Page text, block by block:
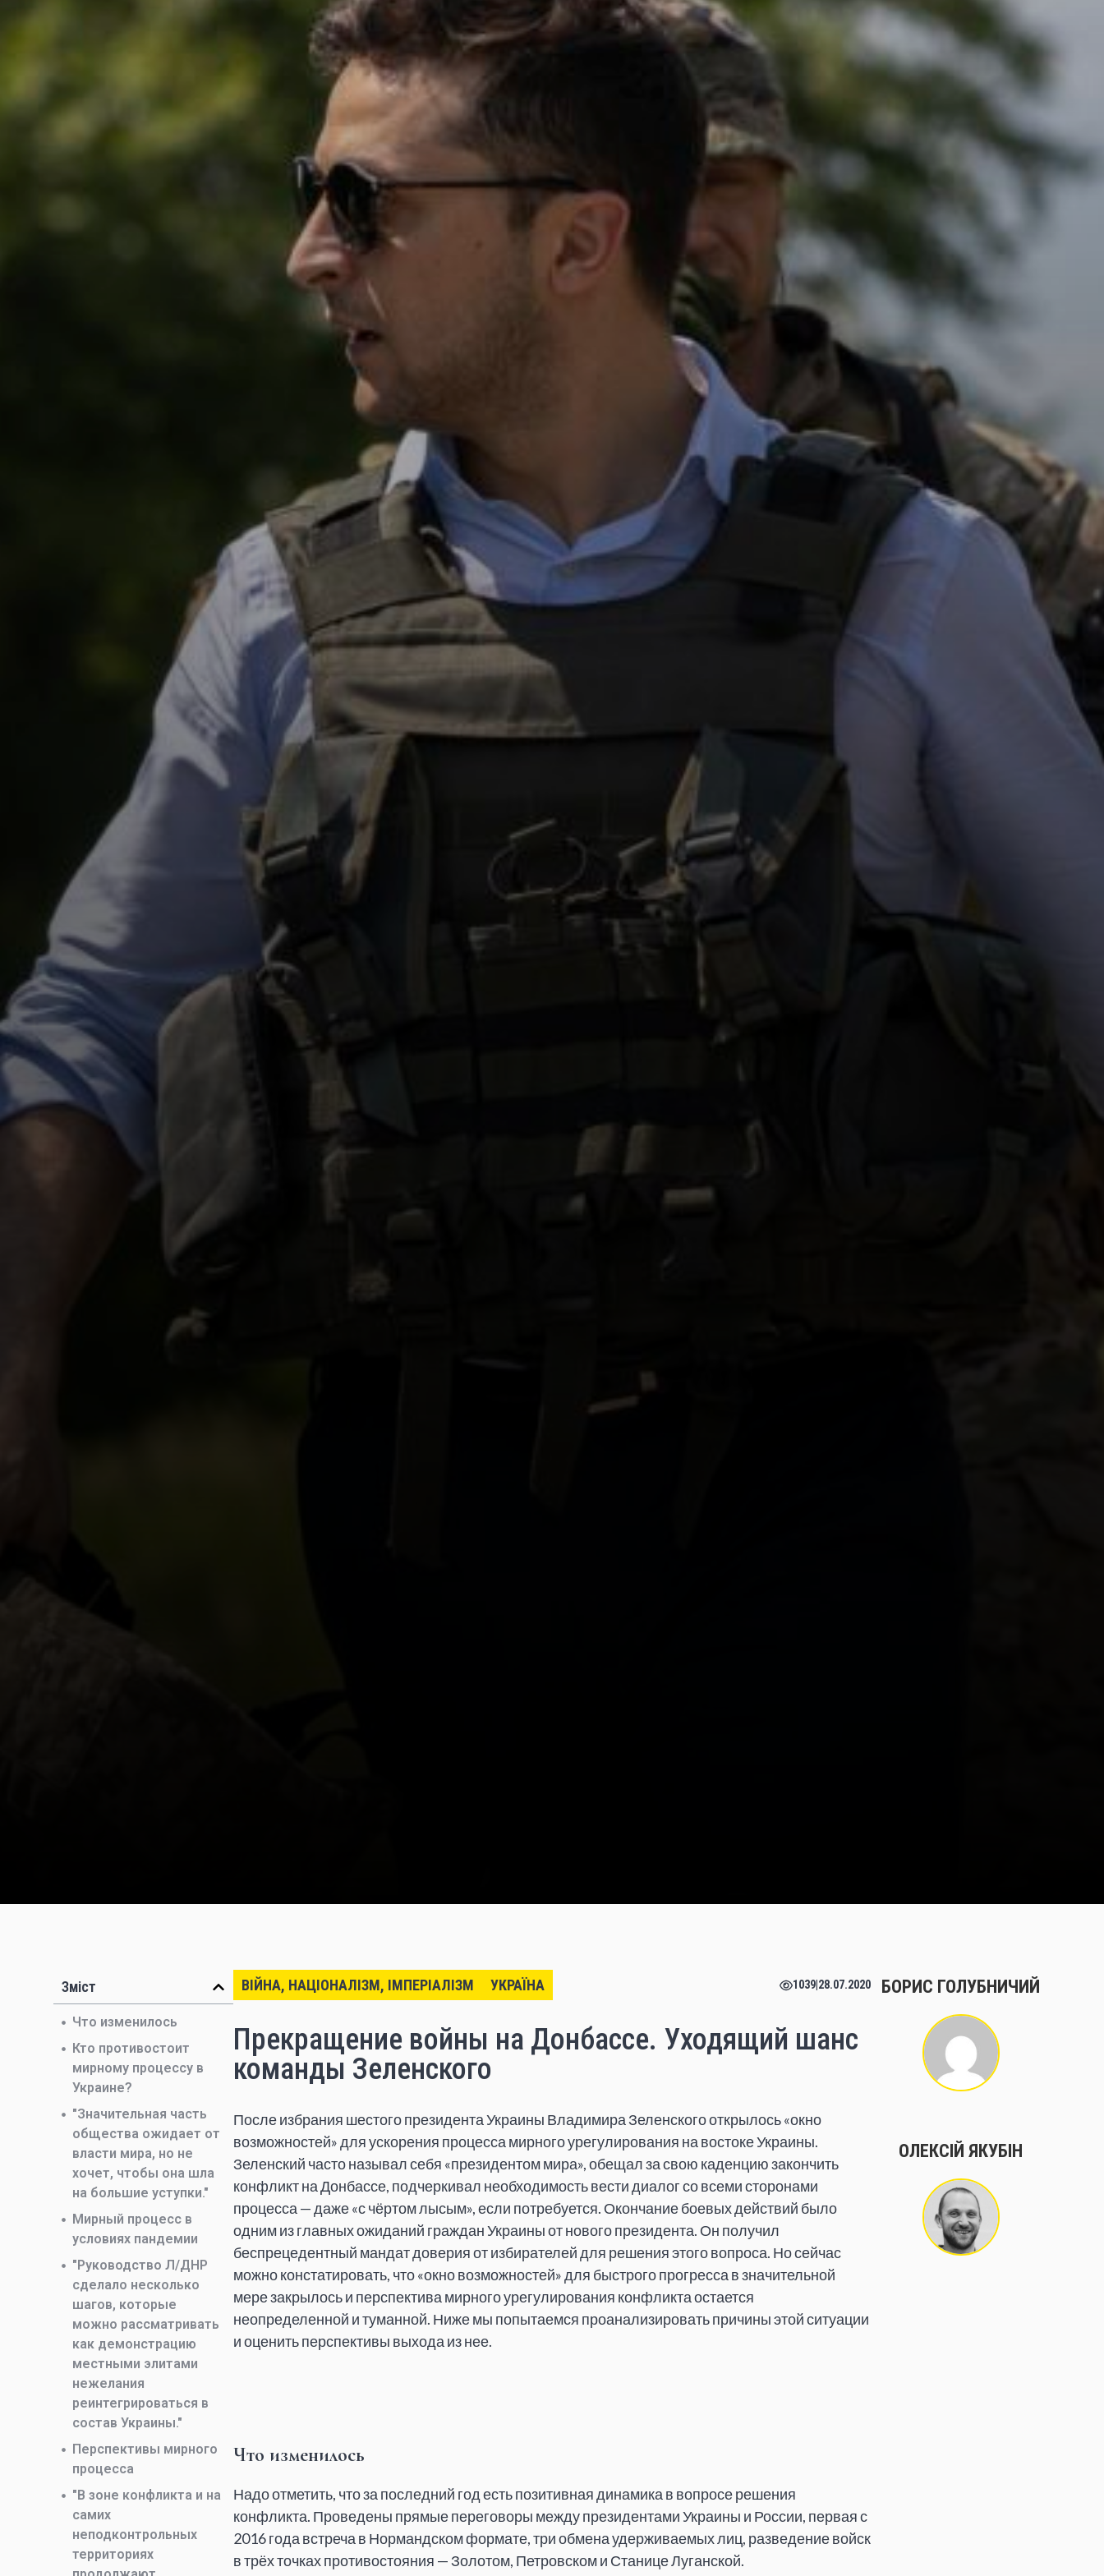
Зміст
Что изменилось
Кто противостоит
мирному процессу в
Украине?
"Значительная часть
общества ожидает от
власти мира, но не
хочет, чтобы она шла
на большие уступки."
Мирный процесс в
условиях пандемии
"Руководство Л/ДНР
сделало несколько
шагов, которые
можно рассматривать
как демонстрацию
местными элитами
нежелания
реинтегрироваться в
состав Украины."
Перспективы мирного
процесса
"В зоне конфликта и на
самих
неподконтрольных
территориях
ВІЙНА, НАЦІОНАЛІЗМ, ІМПЕРІАЛІЗМ УКРАЇНА 1039 28.07.2020
Прекращение войны на Донбассе. Уходящий шанс
команды Зеленского
После избрания шестого президента Украины Владимира Зеленского открылось «окно
возможностей» для ускорения процесса мирного урегулирования на востоке Украины.
Зеленский часто называл себя «президентом мира», обещал за свою каденцию закончить
конфликт на Донбассе, подчеркивал необходимость вести диалог со всеми сторонами
процесса — даже «с чёртом лысым», если потребуется. Окончание боевых действий было
одним из главных ожиданий граждан Украины от нового президента. Он получил
беспрецедентный мандат доверия от избирателей для решения этого вопроса. Но сейчас
можно констатировать, что «окно возможностей» для быстрого прогресса в значительной
мере закрылось и перспектива мирного урегулирования конфликта остается
неопределенной и туманной. Ниже мы попытаемся проанализировать причины этой ситуации
и оценить перспективы выхода из нее.
Что изменилось
Надо отметить, что за последний год есть позитивная динамика в вопросе решения
конфликта. Проведены прямые переговоры между президентами Украины и России, первая с
2016 года встреча в Нормандском формате, три обмена удерживаемых лиц, разведение войск
в трёх точках противостояния — Золотом, Петровском и Станице Луганской.
БОРИС ГОЛУБНИЧИЙ
ОЛЕКСІЙ ЯКУБІН